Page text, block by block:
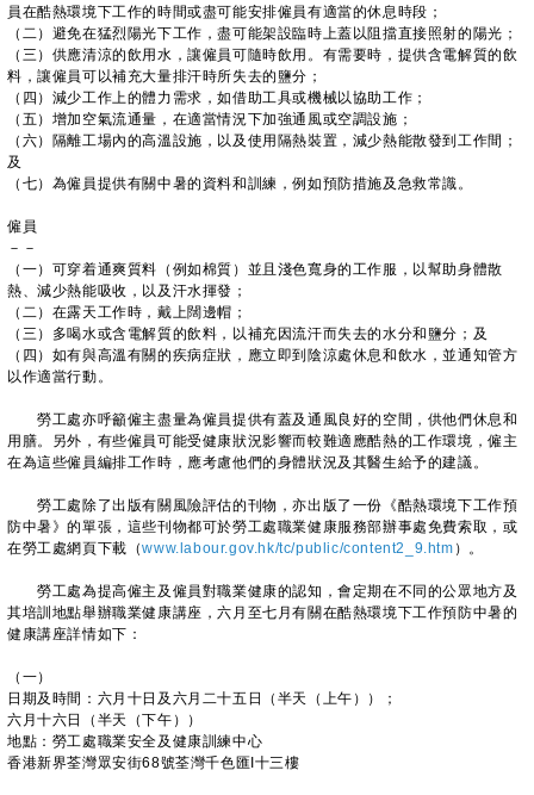
員在酷熱環境下工作的時間或盡可能安排僱員有適當的休息時段；
（二）避免在猛烈陽光下工作，盡可能架設臨時上蓋以阻擋直接照射的陽光；
（三）供應清涼的飲用水，讓僱員可隨時飲用。有需要時，提供含電解質的飲
料，讓僱員可以補充大量排汗時所失去的鹽分；
（四）減少工作上的體力需求，如借助工具或機械以協助工作；
（五）增加空氣流通量，在適當情況下加強通風或空調設施；
（六）隔離工場內的高溫設施，以及使用隔熱裝置，減少熱能散發到工作間；
及
（七）為僱員提供有關中暑的資料和訓練，例如預防措施及急救常識。
僱員
－－
（一）可穿着通爽質料（例如棉質）並且淺色寬身的工作服，以幫助身體散
熱、減少熱能吸收，以及汗水揮發；
（二）在露天工作時，戴上闊邊帽；
（三）多喝水或含電解質的飲料，以補充因流汗而失去的水分和鹽分；及
（四）如有與高溫有關的疾病症狀，應立即到陰涼處休息和飲水，並通知管方
以作適當行動。
勞工處亦呼籲僱主盡量為僱員提供有蓋及通風良好的空間，供他們休息和
用膳。另外，有些僱員可能受健康狀況影響而較難適應酷熱的工作環境，僱主
在為這些僱員編排工作時，應考慮他們的身體狀況及其醫生給予的建議。
勞工處除了出版有關風險評估的刊物，亦出版了一份《酷熱環境下工作預
防中暑》的單張，這些刊物都可於勞工處職業健康服務部辦事處免費索取，或
在勞工處網頁下載（www.labour.gov.hk/tc/public/content2_9.htm ）。
勞工處為提高僱主及僱員對職業健康的認知，會定期在不同的公眾地方及
其培訓地點舉辦職業健康講座，六月至七月有關在酷熱環境下工作預防中暑的
健康講座詳情如下：
（一）
日期及時間：六月十日及六月二十五日（半天（上午））；
六月十六日（半天（下午））
地點：勞工處職業安全及健康訓練中心
香港新界荃灣眾安街68號荃灣千色匯I十三樓